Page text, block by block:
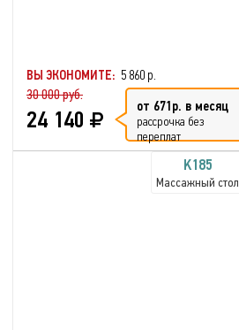
ВЫ ЭКОНОМИТЕ: 5 860 р.
30 000 руб.
24 140 от 671р. в месяц
рассрочка без
переплат
K185
Массажный стол